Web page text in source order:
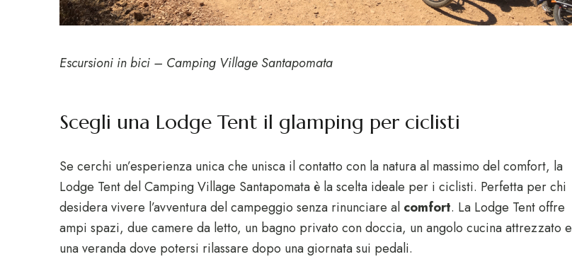
Escursioni in bici – Camping Village Santapomata
Scegli una Lodge Tent il glamping per ciclisti
Se cerchi un’esperienza unica che unisca il contatto con la natura al massimo del comfort, la
Lodge Tent del Camping Village Santapomata è la scelta ideale per i ciclisti. Perfetta per chi
desidera vivere l’avventura del campeggio senza rinunciare al comfort. La Lodge Tent offre
ampi spazi, due camere da letto, un bagno privato con doccia, un angolo cucina attrezzato e
una veranda dove potersi rilassare dopo una giornata sui pedali.